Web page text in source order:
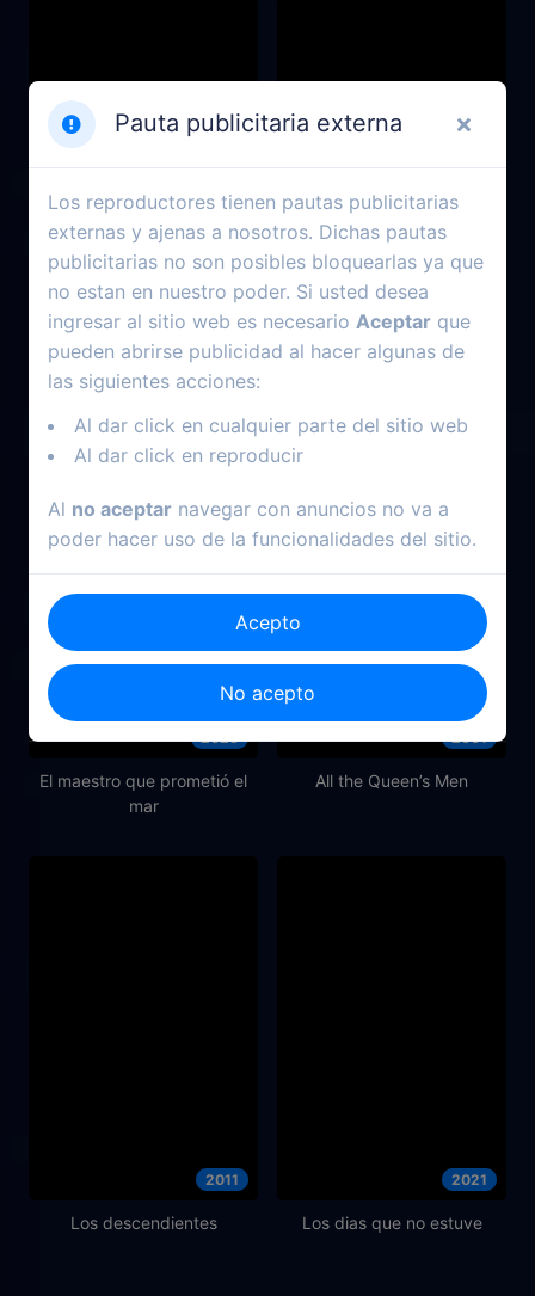
2024
Rita
2022
Top Gun: Maverick
El maestro que prometió el
mar
All the Queen’s Men
2011
Los descendientes
2021
Los dias que no estuve
Pauta publicitaria externa
Los reproductores tienen pautas publicitarias
externas y ajenas a nosotros. Dichas pautas
publicitarias no son posibles bloquearlas ya que
no estan en nuestro poder. Si usted desea
ingresar al sitio web es necesario Aceptar que
pueden abrirse publicidad al hacer algunas de
las siguientes acciones:
Al dar click en cualquier parte del sitio web
Al dar click en reproducir
Al no aceptar navegar con anuncios no va a
poder hacer uso de la funcionalidades del sitio.
Acepto
No acepto